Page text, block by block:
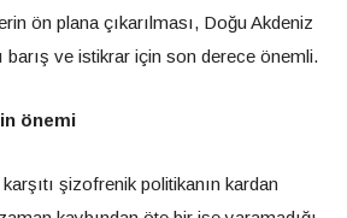
ön plana çıkarılması, Doğu Akdeniz
barış ve istikrar için son derece önemli.
önemi
şizofrenik politikanın kardan